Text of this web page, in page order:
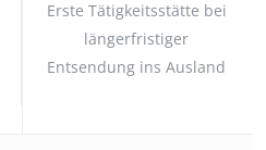
Erste Tätigkeitsstätte bei
längerfristiger
Entsendung ins Ausland